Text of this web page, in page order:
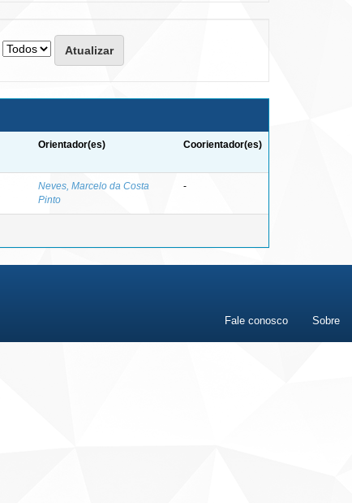
Orientador(es) Coorientador(es)
Neves, Marcelo da Costa
Pinto
-
Fale conosco Sobre